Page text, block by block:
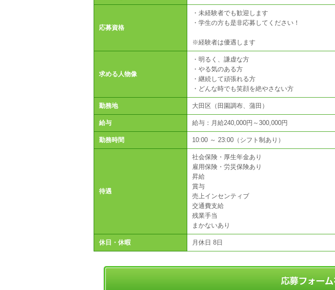
応募資格
・未経験者でも歓迎します
・学生の方も是非応募してください！
※経験者は優遇します
求める人物像
・明るく、謙虚な方
・やる気のある方
・継続して頑張れる方
・どんな時でも笑顔を絶やさない方
勤務地 大田区（田園調布、蒲田）
給与 給与：月給240,000円～300,000円
勤務時間 10:00 ～ 23:00（シフト制あり）
待遇
社会保険・厚生年金あり
雇用保険・労災保険あり
昇給
賞与
売上インセンティブ
交通費支給
残業手当
まかないあり
休日・休暇 月休日 8日